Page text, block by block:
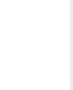
KYIV))